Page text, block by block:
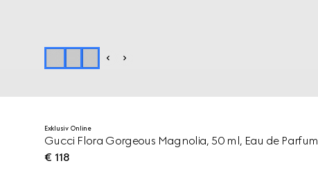
Exklusiv Online
Gucci Flora Gorgeous Magnolia, 50 ml, Eau de Parfum
€ 118